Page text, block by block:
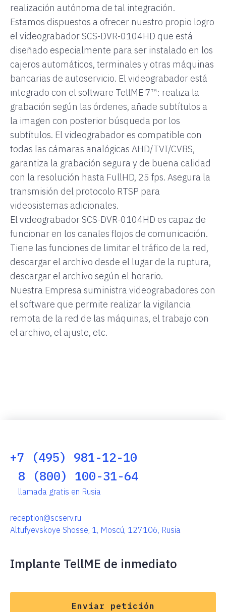
realización autónoma de tal integración.
Estamos dispuestos a ofrecer nuestro propio logro
el videograbador SCS-DVR-0104HD que está
diseñado especialmente para ser instalado en los
cajeros automáticos, terminales y otras máquinas
bancarias de autoservicio. El videograbador está
integrado con el software TellME 7™: realiza la
grabación según las órdenes, añade subtítulos a
la imagen con posterior búsqueda por los
subtítulos. El videograbador es compatible con
todas las cámaras analógicas AHD/TVI/CVBS,
garantiza la grabación segura y de buena calidad
con la resolución hasta FullHD, 25 fps. Asegura la
transmisión del protocolo RTSP para
videosistemas adicionales.
El videograbador SCS-DVR-0104HD es capaz de
funcionar en los canales flojos de comunicación.
Tiene las funciones de limitar el tráfico de la red,
descargar el archivo desde el lugar de la ruptura,
descargar el archivo según el horario.
Nuestra Empresa suministra videograbadores con
el software que permite realizar la vigilancia
remota de la red de las máquinas, el trabajo con
el archivo, el ajuste, etc.
+7 (495) 981-12-10
8 (800) 100-31-64
llamada gratis en Rusia
reception@scserv.ru
Altufyevskoye Shosse, 1, Moscú, 127106, Rusia
Implante TellME de inmediato
Enviar petición